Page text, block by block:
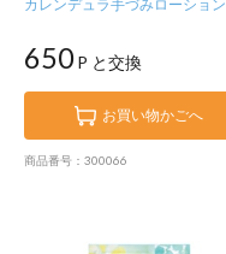
カレンデュラ手づみローション
650P と交換
お買い物かごへ
商品番号：300066